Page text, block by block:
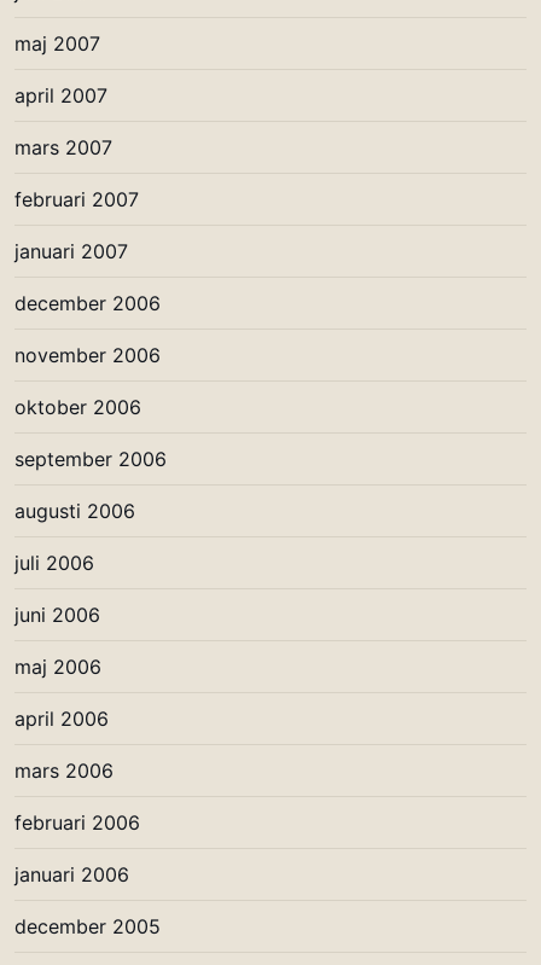
maj 2007
april 2007
mars 2007
februari 2007
januari 2007
december 2006
november 2006
oktober 2006
september 2006
augusti 2006
juli 2006
juni 2006
maj 2006
april 2006
mars 2006
februari 2006
januari 2006
december 2005